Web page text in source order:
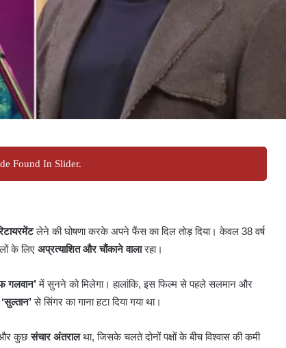
Found In Slider.
लेने की घोषणा करके अपने फैंस का दिल तोड़ दिया। केवल 38 वर्ष
के लिए अप्रत्याशित और चौंकाने वालारहा।
गलवान’में सुनने को मिलेगा। हालांकि, इस फिल्म से पहले सलमान और
‘सुल्तान’से सिंगर का गाना हटा दिया गया था।
और कुछसंचार अंतरालथा, जिसके चलते दोनों पक्षों के बीच विश्वास की कमी